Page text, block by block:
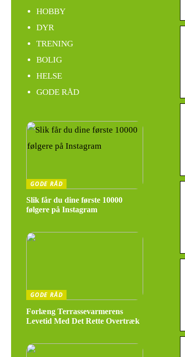
HOBBY
DYR
TRENING
BOLIG
HELSE
GODE RÅD
GODE RÅD
Slik får du dine første 10000
følgere på Instagram
GODE RÅD
Forlæng Terrassevarmerens
Levetid Med Det Rette Overtræk